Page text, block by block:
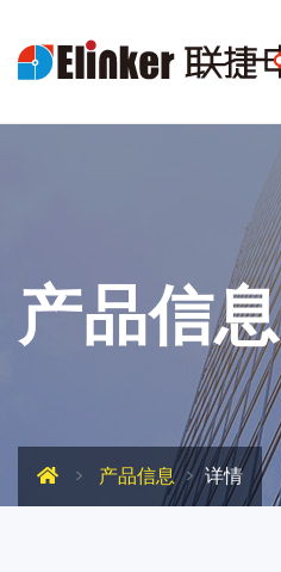
产品信息
产品信息 详情